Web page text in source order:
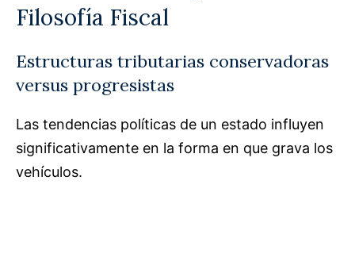
Filosofía Fiscal
Estructuras tributarias conservadoras
versus progresistas
Las tendencias políticas de un estado influyen
significativamente en la forma en que grava los
vehículos.